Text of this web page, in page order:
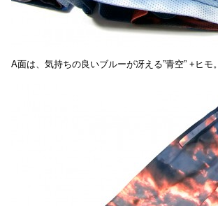
A面は、気持ちの良いブルーが冴える”青空” +ヒモ。